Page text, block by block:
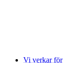
Vi verkar för